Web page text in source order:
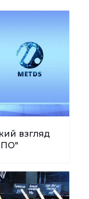
взгляд
ПО"